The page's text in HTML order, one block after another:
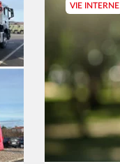
VIE INTERNE